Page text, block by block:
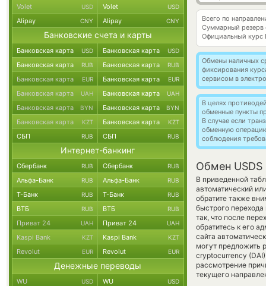
Всего по
Суммарный резерв
Официальный курс
Обмены наличных
фиксирования
сервисом в
В целях
обменные пункты
В случае если
обменную
соблюдения
Обмен USDS
В приведенной
автоматический
обратите также
быстрого
так, что после
обратитесь к его
сайта
могут предложить
cryptocurrency
рассмотрение
текущего
Volet USD Volet USD
Alipay CNY Alipay CNY
Банковские счета и карты
Банковская карта USD Банковская карта USD
Банковская карта RUB Банковская карта RUB
Банковская карта EUR Банковская карта EUR
Банковская карта UAH Банковская карта UAH
Банковская карта BYN Банковская карта BYN
Банковская карта KZT Банковская карта KZT
СБП RUB СБП RUB
Интернет-банкинг
Сбербанк RUB Сбербанк RUB
Альфа-Банк RUB Альфа-Банк RUB
Т-Банк RUB Т-Банк RUB
ВТБ RUB ВТБ RUB
Приват 24 UAH Приват 24 UAH
Kaspi Bank KZT Kaspi Bank KZT
Revolut EUR Revolut EUR
Денежные переводы
WU USD WU USD